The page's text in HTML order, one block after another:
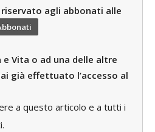
agli abbonati alle
Vita o ad una delle altre
già effettuato l’accesso al
a questo articolo e a tutti i